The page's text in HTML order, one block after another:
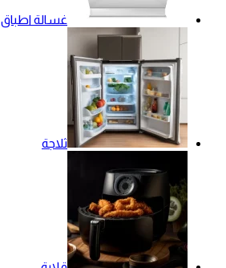
غسالة اطباق
ثلاجة